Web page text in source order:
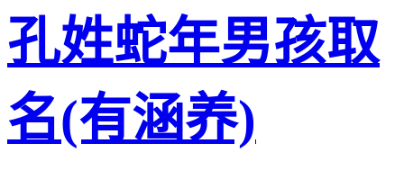
孔姓蛇年男孩取
名(有涵养)